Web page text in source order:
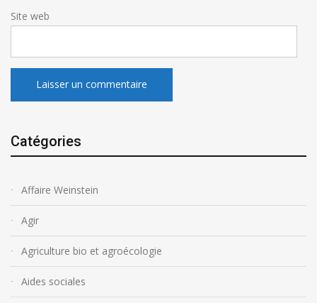
Site web
Catégories
Affaire Weinstein
Agir
Agriculture bio et agroécologie
Aides sociales